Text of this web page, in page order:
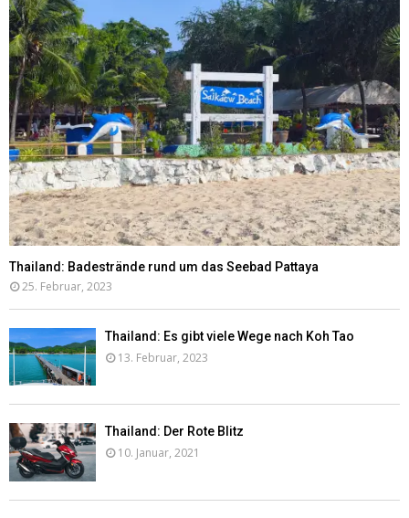
Thailand: Badestrände rund um das Seebad Pattaya
25. Februar, 2023
Thailand: Es gibt viele Wege nach Koh Tao
13. Februar, 2023
Thailand: Der Rote Blitz
10. Januar, 2021